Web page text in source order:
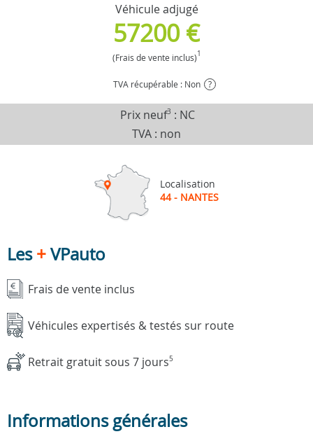
Véhicule adjugé
57200 €
(Frais de vente inclus)1
TVA récupérable : Non ?
Prix neuf3 : NC
TVA : non
Localisation
44 - NANTES
Les+VPauto
Frais de vente inclus
Véhicules expertisés & testés sur route
Retrait gratuit sous 7 jours5
Informations générales